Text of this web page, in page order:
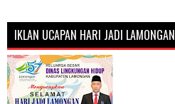
IKLAN UCAPAN HARI JADI LAMONGAN